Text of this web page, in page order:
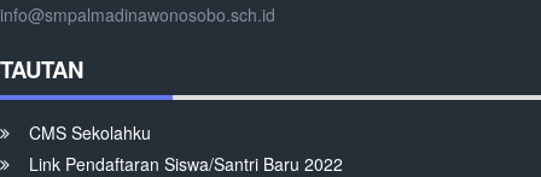
info@smpalmadinawonosobo.sch.id
TAUTAN
CMS Sekolahku
Link Pendaftaran Siswa/Santri Baru 2022